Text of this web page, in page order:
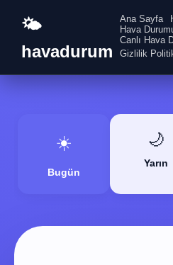
🌤️
havadurum
Ana Sayfa
Hava
Canlı Hava
Gizlilik
☀️
Bugün
🌙
Yarın